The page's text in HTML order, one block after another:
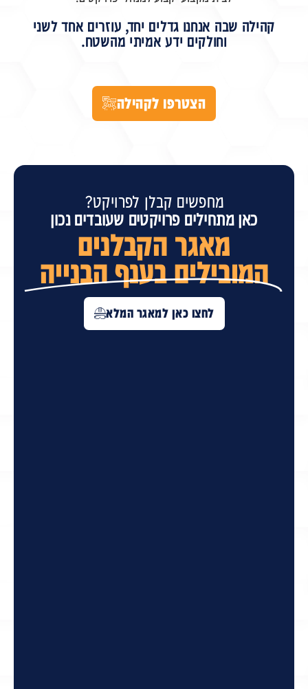
קהילה שבה אנחנו גדלים יחד, עוזרים אחד לשני
וחולקים ידע אמיתי מהשטח.
הצטרפו לקהילה
מחפשים קבלן לפרויקט?
כאן מתחילים פרויקטים שעובדים נכון
מאגר הקבלנים
המובילים בענף הבנייה
לחצו כאן למאגר המלא